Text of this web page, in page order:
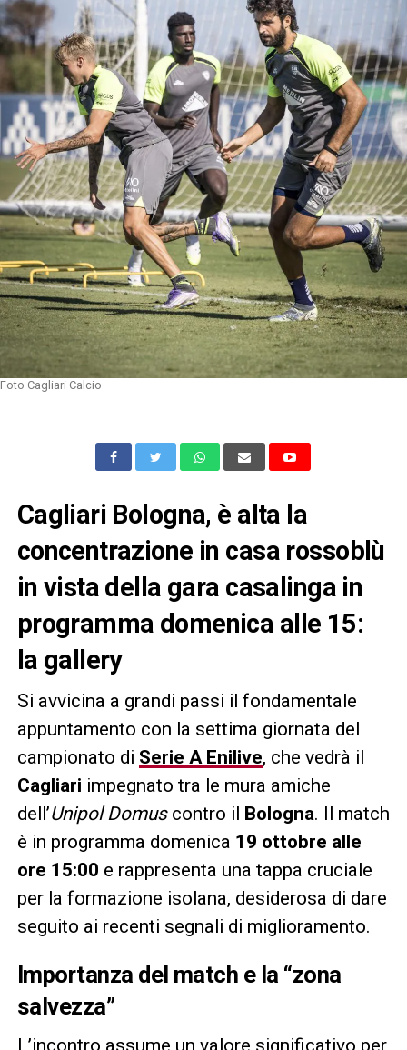
Foto Cagliari Calcio
Cagliari Bologna, è alta la
concentrazione in casa rossoblù
in vista della gara casalinga in
programma domenica alle 15:
la gallery
Si avvicina a grandi passi il fondamentale
appuntamento con la settima giornata del
campionato di Serie A Enilive, che vedrà il
Cagliari impegnato tra le mura amiche
dell’Unipol Domuscontro il Bologna. Il match
è in programma domenica 19 ottobre alle
ore 15:00 e rappresenta una tappa cruciale
per la formazione isolana, desiderosa di dare
seguito ai recenti segnali di miglioramento.
Importanza del match e la “zona
salvezza”
L’incontro assume un valore significativo per